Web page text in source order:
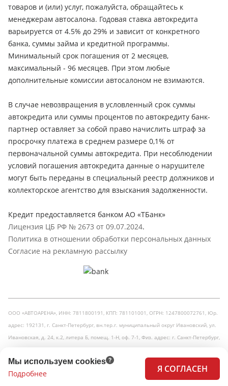
товаров и (или) услуг, пожалуйста, обращайтесь к
менеджерам автосалона. Годовая ставка автокредита
варьируется от 4.5% до 29% и зависит от конкретного
банка, суммы займа и кредитной программы.
Минимальный срок погашения от 2 месяцев,
максимальный - 96 месяцев. При этом любые
дополнительные комиссии автосалоном не взимаются.
В случае невозвращения в условленный срок суммы
автокредита или суммы процентов по автокредиту банк-
партнер оставляет за собой право начислить штраф за
просрочку платежа в среднем размере 0,1% от
первоначальной суммы автокредита. При несоблюдении
условий погашения автокредита данные о нарушителе
могут быть переданы в специальный реестр должников и
коллекторское агентство для взыскания задолженности.
Кредит предоставляется банком АО «ТБанк»
Лицензия ЦБ РФ № 2673 от 09.07.2024.
Политика в отношении обработки персональных данных
Согласие на рекламную рассылку
ООО «АВТОАРЕНА», ИНН: 7811800191, КПП: 781101001, ОГРН: 1247800072761, Юр.
адрес: 192131, г. Санкт-Петербург, вн.тер.г. муниципальный округ Ивановский, ул.
Ивановская, д. 24, к.2, литера Б, помещ. 1-Н, оф. 7-1, Физ. адрес: г. Санкт-Петербург,
Принимаем к оплате:
Мы используем cookies
Подробнее Я СОГЛАСЕН